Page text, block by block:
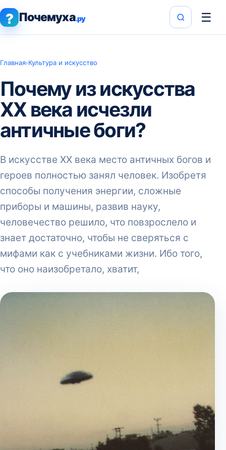
? Почемуха.ру ☰
Главная›Культура и искусство
Почему из искусства
XX века исчезли
античные боги?
В искусстве XX века место античных богов и
героев полностью занял человек. Изобретя
способы получения энергии, сложные
приборы и машины, развив науку,
человечество решило, что повзрослело и
знает достаточно, чтобы не сверяться с
мифами как с учебниками жизни. Ибо того,
что оно наизобретало, хватит,